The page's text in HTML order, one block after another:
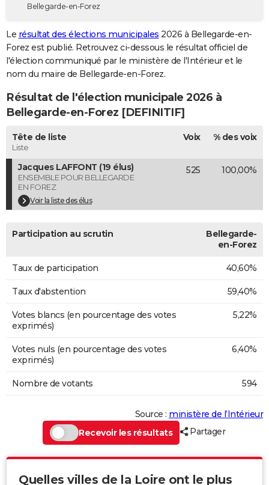
Destinations
City break
Voyage nature
Voyage de noces
Forum
GUIDES D'ACHAT
BONS PLANS
Carte de Noël
Carte Bonne année
Carte Saint-Valentin
Carte Pâques
Carte d'anniversaire
DICTIONNAIRE
Dictionnaire
Biographies
Citations
Expressions
Proverbes
PROGRAMME TV
COPAINS D'AVANT
S'inscrire
Se connecter
Lycées
Collèges
Primaires
Universités
Entreprises
Service militaire
Avis de recherche
AVIS DE DÉCÈS
FORUM
Bricolage
Lifestyle
Culture
Sport
Auto
Television
Voyage
Cinema
Bellegarde-en-Forez
Le résultat des élections municipales 2026 à Bellegarde-en-
Forez est publié. Retrouvez ci-dessous le résultat officiel de
l'élection communiqué par le ministère de l'Intérieur et le
nom du maire de Bellegarde-en-Forez.
Résultat de l'élection municipale 2026 à
Bellegarde-en-Forez [DEFINITIF]
Tête de liste
Liste
Voix % des voix
Jacques LAFFONT (19 élus)
ENSEMBLE POUR BELLEGARDE
EN FOREZ
Voir la liste des élus
525 100,00%
Participation au scrutin
Bellegarde-
en-Forez
Taux de participation 40,60%
Taux d'abstention 59,40%
Votes blancs (en pourcentage des votes
exprimés)
5,22%
Votes nuls (en pourcentage des votes
exprimés)
6,40%
Nombre de votants 594
Source : ministère de l’Intérieur
Recevoir les résultats
Partager
Quelles villes de la Loire ont le plus